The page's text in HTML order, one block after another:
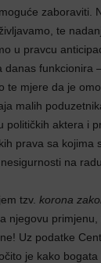
zaboraviti.
te
u pravcu
funkcionira
te mjere da je
malih
aktera i
prava sa kojima
na
tzv. korona
njegovu
Uz podatke
je kako